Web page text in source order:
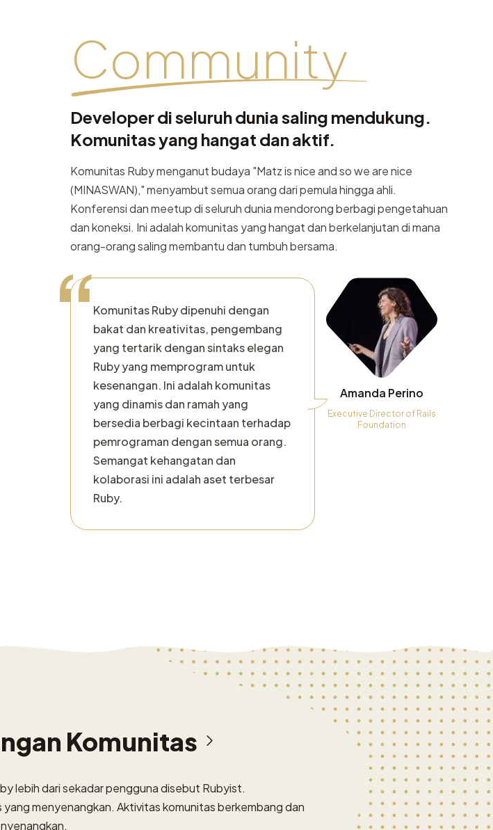
Community
Developer di seluruh dunia saling mendukung.
Komunitas yang hangat dan aktif.
Komunitas Ruby menganut budaya "Matz is nice and so we are nice
(MINASWAN)," menyambut semua orang dari pemula hingga ahli.
Konferensi dan meetup di seluruh dunia mendorong berbagi pengetahuan
dan koneksi. Ini adalah komunitas yang hangat dan berkelanjutan di mana
orang-orang saling membantu dan tumbuh bersama.
“Komunitas Ruby dipenuhi dengan
bakat dan kreativitas, pengembang
yang tertarik dengan sintaks elegan
Ruby yang memprogram untuk
kesenangan. Ini adalah komunitas
yang dinamis dan ramah yang
bersedia berbagi kecintaan terhadap
pemrograman dengan semua orang.
Semangat kehangatan dan
kolaborasi ini adalah aset terbesar
Ruby.
Amanda Perino
Executive Director of Rails
Foundation
Komunitas
lebih dari sekadar pengguna disebut Rubyist.
menyenangkan. Aktivitas komunitas berkembang dan